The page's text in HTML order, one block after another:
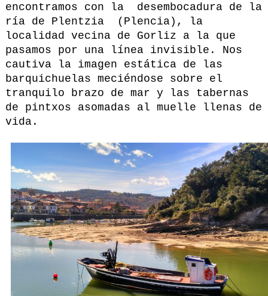
encontramos con la desembocadura de la
ría de Plentzia (Plencia), la
localidad vecina de Gorliz a la que
pasamos por una línea invisible. Nos
cautiva la imagen estática de las
barquichuelas meciéndose sobre el
tranquilo brazo de mar y las tabernas
de pintxos asomadas al muelle llenas de
vida.